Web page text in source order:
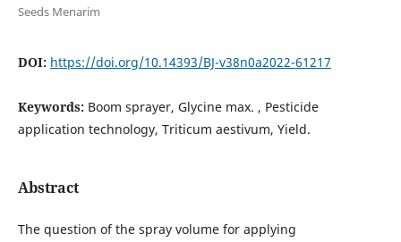
Seeds Menarim
DOI: https://doi.org/10.14393/BJ-v38n0a2022-61217
Keywords: Boom sprayer, Glycine max. , Pesticide
application technology, Triticum aestivum, Yield.
Abstract
The question of the spray volume for applying